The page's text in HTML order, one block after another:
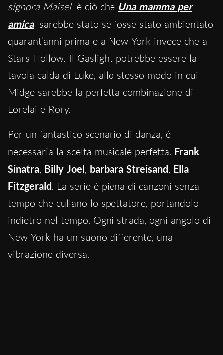
signora Maisel è ciò che Una mamma per
amica sarebbe stato se fosse stato ambientato
quarant’anni prima e a New York invece che a
Stars Hollow. Il Gaslight potrebbe essere la
tavola calda di Luke, allo stesso modo in cui
Midge sarebbe la perfetta combinazione di
Lorelai e Rory.
Per un fantastico scenario di danza, è
necessaria la scelta musicale perfetta. Frank
Sinatra, Billy Joel, barbara Streisand, Ella
Fitzgerald. La serie è piena di canzoni senza
tempo che cullano lo spettatore, portandolo
indietro nel tempo. Ogni strada, ogni angolo di
New York ha un suono differente, una
vibrazione diversa.